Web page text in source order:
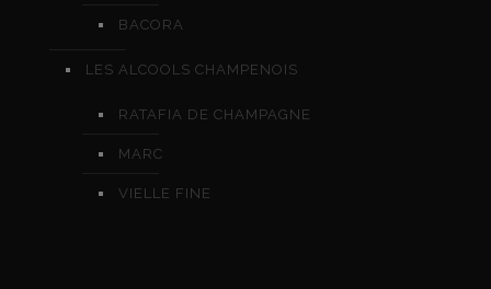
BACORA
LES ALCOOLS CHAMPENOIS
RATAFIA DE CHAMPAGNE
MARC
VIELLE FINE